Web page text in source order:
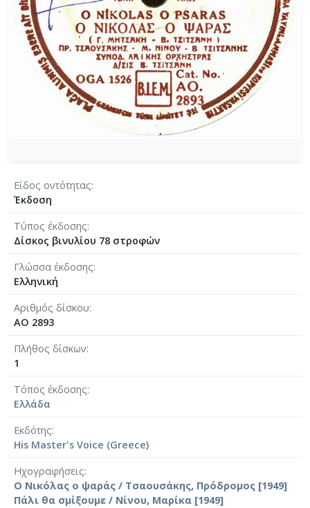
Είδος οντότητας
Έκδοση
Τύπος έκδοσης
Δίσκος βινυλίου 78 στροφών
Γλώσσα έκδοσης
Ελληνική
Αριθμός δίσκου
AO 2893
Πλήθος δίσκων
1
Τόπος έκδοσης
Ελλάδα
Εκδότης
His Master's Voice (Greece)
Ηχογραφήσεις
Ο Νικόλας ο ψαράς / Τσαουσάκης, Πρόδρομος [1949]
Πάλι θα σμίξουμε / Νίνου, Μαρίκα [1949]